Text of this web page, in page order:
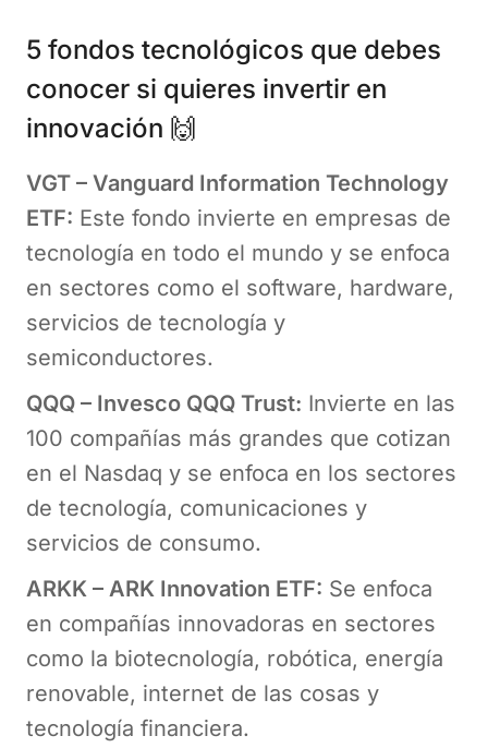
5 fondos tecnológicos que debes
conocer si quieres invertir en
innovación 🙌
VGT – Vanguard Information Technology
ETF: Este fondo invierte en empresas de
tecnología en todo el mundo y se enfoca
en sectores como el software, hardware,
servicios de tecnología y
semiconductores.
QQQ – Invesco QQQ Trust: Invierte en las
100 compañías más grandes que cotizan
en el Nasdaq y se enfoca en los sectores
de tecnología, comunicaciones y
servicios de consumo.
ARKK – ARK Innovation ETF: Se enfoca
en compañías innovadoras en sectores
como la biotecnología, robótica, energía
renovable, internet de las cosas y
tecnología financiera.